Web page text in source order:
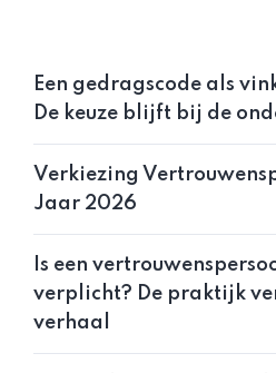
Een gedragscode als
De keuze blijft bij de
Verkiezing
Jaar 2026
Is een
verplicht? De praktijk
verhaal